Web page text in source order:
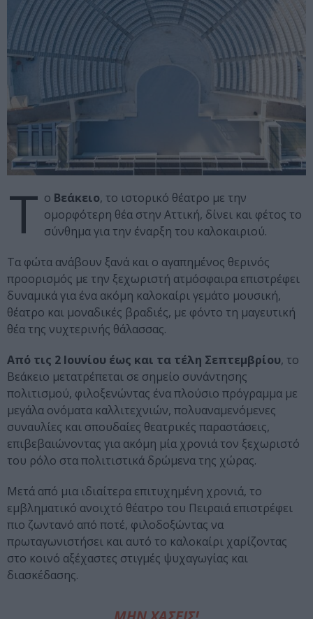
Τ ο Βεάκειο, το ιστορικό θέατρο με την
ομορφότερη θέα στην Αττική, δίνει και φέτος το
σύνθημα για την έναρξη του καλοκαιριού.
Τα φώτα ανάβουν ξανά και ο αγαπημένος θερινός
προορισμός με την ξεχωριστή ατμόσφαιρα επιστρέφει
δυναμικά για ένα ακόμη καλοκαίρι γεμάτο μουσική,
θέατρο και μοναδικές βραδιές, με φόντο τη μαγευτική
θέα της νυχτερινής θάλασσας.
Από τις 2 Ιουνίου έως και τα τέλη Σεπτεμβρίου, το
Βεάκειο μετατρέπεται σε σημείο συνάντησης
πολιτισμού, φιλοξενώντας ένα πλούσιο πρόγραμμα με
μεγάλα ονόματα καλλιτεχνιών, πολυαναμενόμενες
συναυλίες και σπουδαίες θεατρικές παραστάσεις,
επιβεβαιώνοντας για ακόμη μία χρονιά τον ξεχωριστό
του ρόλο στα πολιτιστικά δρώμενα της χώρας.
Μετά από μια ιδιαίτερα επιτυχημένη χρονιά, το
εμβληματικό ανοιχτό θέατρο του Πειραιά επιστρέφει
πιο ζωντανό από ποτέ, φιλοδοξώντας να
πρωταγωνιστήσει και αυτό το καλοκαίρι χαρίζοντας
στο κοινό αξέχαστες στιγμές ψυχαγωγίας και
διασκέδασης.